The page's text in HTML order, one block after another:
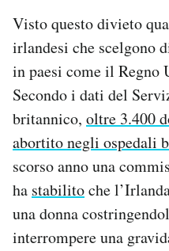
Visto questo divieto
irlandesi che scelgono
in paesi come il Regno
Secondo i dati del
britannico, oltre 3.400
abortito negli ospedali
scorso anno una
ha stabilitoche
una donna
interrompere una